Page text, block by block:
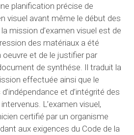
planification précise de
visuel avant même le début des
mission d’examen visuel est de
des matériaux a été
et de le justifier par
de synthése. Il traduit la
effectuée ainsi que le
et d’intégrité des
L’examen visuel,
certifié par un organisme
aux exigences du Code de la